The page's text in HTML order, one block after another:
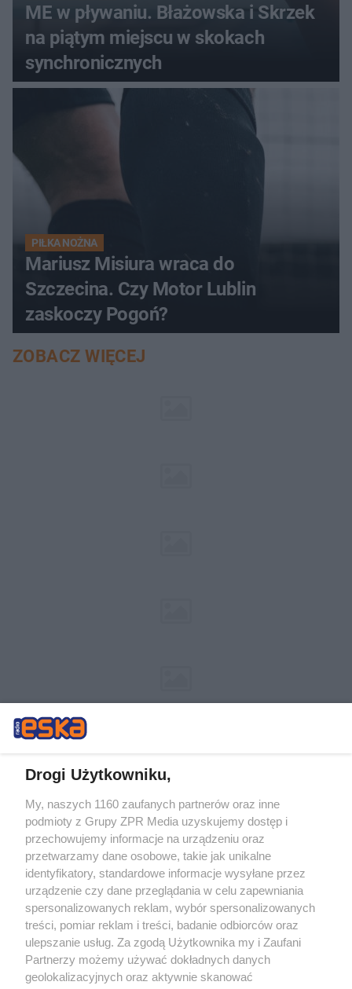
ME w pływaniu. Błażowska i Skrzek
na piątym miejscu w skokach
synchronicznych
PIŁKA NOŻNA
Mariusz Misiura wraca do
Szczecina. Czy Motor Lublin
zaskoczy Pogoń?
ZOBACZ WIĘCEJ
Żaden utwór zamieszczony w serwisie nie może być powielany i
rozpowszechniany lub dalej rozpowszechniany w jakikolwiek sposób (w
tym także elektroniczny lub mechaniczny) na jakimkolwiek polu
eksploatacji w jakiejkolwiek formie, włącznie z umieszczaniem w
Internecie bez pisemnej zgody właściciela praw. Jakiekolwiek użycie lub
wykorzystanie utworów w całości lub w części z naruszeniem prawa,
tzn. bez właściwej zgody, jest zabronione pod groźbą kary i może być
ścigane prawnie.
Drogi Użytkowniku,
My, naszych 1160 zaufanych partnerów oraz inne
podmioty z Grupy ZPR Media uzyskujemy dostęp i
przechowujemy informacje na urządzeniu oraz
przetwarzamy dane osobowe, takie jak unikalne
identyfikatory, standardowe informacje wysyłane przez
urządzenie czy dane przeglądania w celu zapewniania
spersonalizowanych reklam, wybór spersonalizowanych
treści, pomiar reklam i treści, badanie odbiorców oraz
ulepszanie usług. Za zgodą Użytkownika my i Zaufani
Partnerzy możemy używać dokładnych danych
geolokalizacyjnych oraz aktywnie skanować